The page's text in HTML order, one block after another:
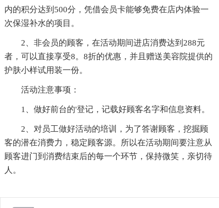
内的积分达到500分，凭借会员卡能够免费在店内体验一
次保湿补水的项目。
2、非会员的顾客，在活动期间进店消费达到288元
者，可以直接享受8。8折的优惠，并且赠送美容院提供的
护肤小样试用装一份。
活动注意事项：
1、做好前台的'登记，记载好顾客名字和信息资料。
2、对员工做好活动的培训，为了答谢顾客，挖掘顾
客的潜在消费力，稳定顾客源。所以在活动期间要注意从
顾客进门到消费结束后的每一个环节，保持微笑，亲切待
人。